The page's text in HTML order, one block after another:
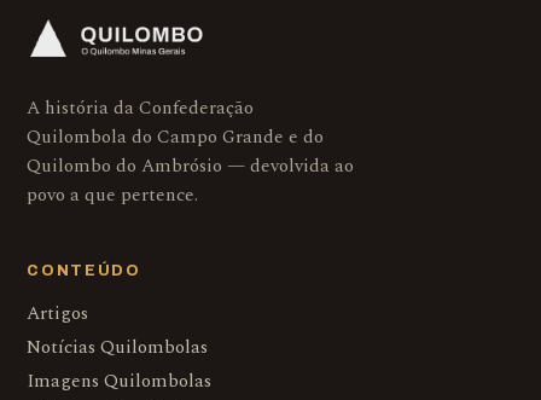
A história da Confederação
Quilombola do Campo Grande e do
Quilombo do Ambrósio — devolvida ao
povo a que pertence.
CONTEÚDO
Artigos
Notícias Quilombolas
Imagens Quilombolas